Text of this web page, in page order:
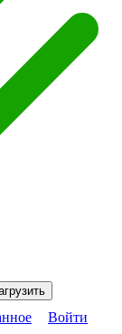
Войти